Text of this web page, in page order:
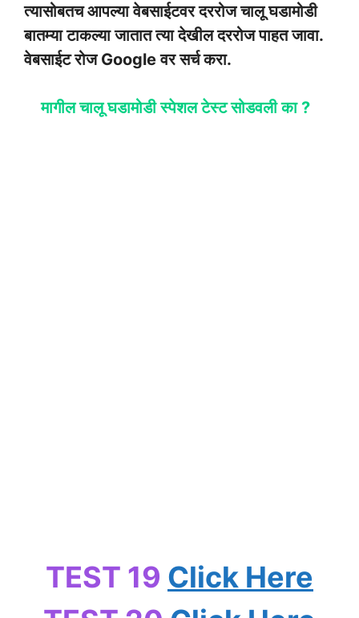
त्यासोबतच आपल्या वेबसाईटवर दररोज चालू घडामोडी
बातम्या टाकल्या जातात त्या देखील दररोज पाहत जावा.
वेबसाईट रोज Google वर सर्च करा.
मागील चालू घडामोडी स्पेशल टेस्ट सोडवली का ?
TEST 19 Click Here